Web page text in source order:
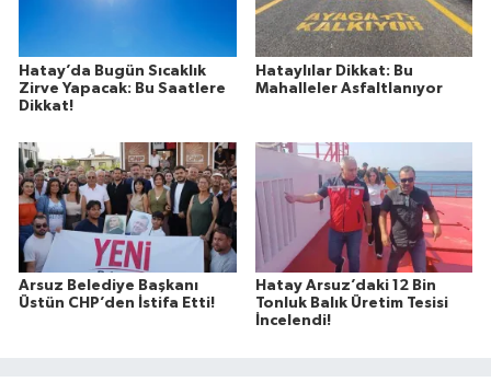
Hatay’da Bugün Sıcaklık
Zirve Yapacak: Bu Saatlere
Dikkat!
Hataylılar Dikkat: Bu
Mahalleler Asfaltlanıyor
Arsuz Belediye Başkanı
Üstün CHP’den İstifa Etti!
Hatay Arsuz’daki 12 Bin
Tonluk Balık Üretim Tesisi
İncelendi!